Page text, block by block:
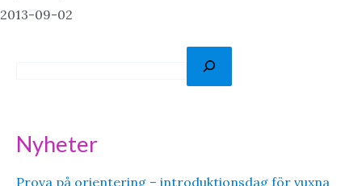
2013-09-02
Nyheter
Prova på orientering – introduktionsdag för vuxna